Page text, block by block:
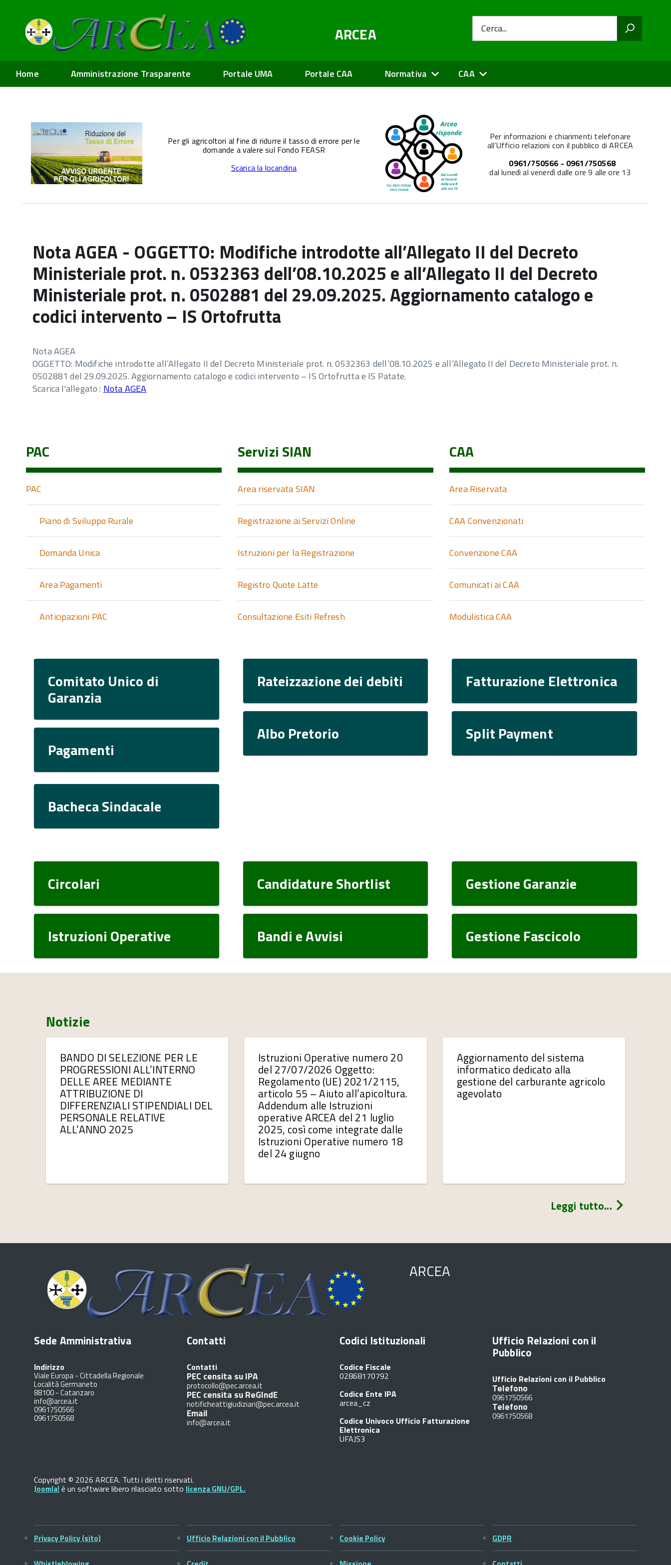
ARCEA Cerca...
Home Amministrazione Trasparente Portale UMA Portale CAA Normativa CAA
Per gli agricoltori al fine di ridurre il tasso di errore per le
domande a valere sul Fondo FEASR
Scarica la locandina
Per informazioni e chiarimenti telefonare
all’Ufficio relazioni con il pubblico di ARCEA
0961/750566 - 0961/750568
dal lunedì al venerdì dalle ore 9 alle ore 13
Nota AGEA - OGGETTO: Modifiche introdotte all’Allegato II del Decreto
Ministeriale prot. n. 0532363 dell’08.10.2025 e all’Allegato II del Decreto
Ministeriale prot. n. 0502881 del 29.09.2025. Aggiornamento catalogo e
codici intervento – IS Ortofrutta
Nota AGEA
OGGETTO: Modifiche introdotte all’Allegato II del Decreto Ministeriale prot. n. 0532363 dell’08.10.2025 e all’Allegato II del Decreto Ministeriale prot. n.
0502881 del 29.09.2025. Aggiornamento catalogo e codici intervento – IS Ortofrutta e IS Patate.
Scarica l'allegato : Nota AGEA
PAC
PAC
Piano di Sviluppo Rurale
Domanda Unica
Area Pagamenti
Anticipazioni PAC
Servizi SIAN
Area riservata SIAN
Registrazione ai Servizi Online
Istruzioni per la Registrazione
Registro Quote Latte
Consultazione Esiti Refresh
CAA
Area Riservata
CAA Convenzionati
Convenzione CAA
Comunicati ai CAA
Modulistica CAA
Comitato Unico di
Garanzia
Pagamenti
Rateizzazione dei debiti
Albo Pretorio
Fatturazione Elettronica
Split Payment
Bacheca Sindacale
Circolari
Istruzioni Operative
Candidature Shortlist
Bandi e Avvisi
Gestione Garanzie
Gestione Fascicolo
Notizie
BANDO DI SELEZIONE PER LE
PROGRESSIONI ALL’INTERNO
DELLE AREE MEDIANTE
ATTRIBUZIONE DI
DIFFERENZIALI STIPENDIALI DEL
PERSONALE RELATIVE
ALL’ANNO 2025
Istruzioni Operative numero 20
del 27/07/2026 Oggetto:
Regolamento (UE) 2021/2115,
articolo 55 – Aiuto all’apicoltura.
Addendum alle Istruzioni
operative ARCEA del 21 luglio
2025, così come integrate dalle
Istruzioni Operative numero 18
del 24 giugno
Aggiornamento del sistema
informatico dedicato alla
gestione del carburante agricolo
agevolato
Leggi tutto...
ARCEA
Sede Amministrativa
Indirizzo
Viale Europa - Cittadella Regionale
Località Germaneto
88100-Catanzaro
info@arcea.it
0961750566
0961750568
Contatti
Contatti
PEC censita su IPA
protocollo@pec.arcea.it
PEC censita su ReGIndE
notificheattigiudiziari@pec.arcea.it
Email
info@arcea.it
Codici Istituzionali
Codice Fiscale
02868170792
Codice Ente IPA
arcea_cz
Codice Univoco Ufficio Fatturazione
Elettronica
UFAJS3
Ufficio Relazioni con il
Pubblico
Ufficio Relazioni con il Pubblico
Telefono
0961750566
Telefono
0961750568
Copyright © 2026 ARCEA. Tutti i diritti riservati.
Joomla! è un software libero rilasciato sotto licenza GNU/GPL.
Privacy Policy (sito) Ufficio Relazioni con il Pubblico Cookie Policy GDPR